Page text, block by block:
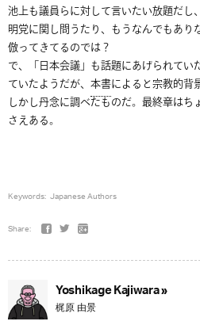
池上も議員らに対して言いたい放題だ
明党に関し問うたり、もうなんでもあ
倣ってきてるのでは？
で、「日本会議」も話題にあげられて
ていたようだが、 本書によると宗教的背
しかし丹念に調べたものだ。最終章は
さえある。
Keywords: Japanese Authors
Share:
Yoshikage Kajiwara »
梶原 由景